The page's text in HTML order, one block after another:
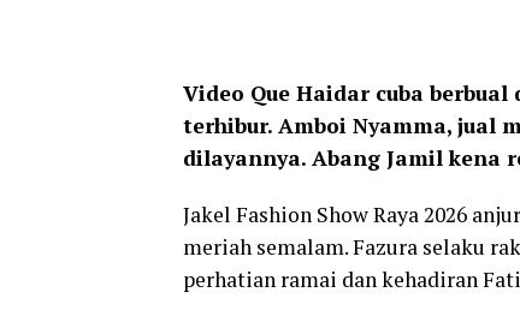
Video Que Haidar cuba
terhibur. Amboi Nyamma, jual
dilayannya. Abang Jamil kena
Jakel Fashion Show Raya 2026
meriah semalam. Fazura selaku
perhatian ramai dan kehadiran